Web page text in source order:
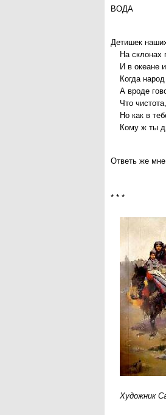
ВОДА
Детишек
На склонах
И в океане
Когда
А вроде
Что
Но как в
Кому ж ты
Ответь же
* * *
Художник